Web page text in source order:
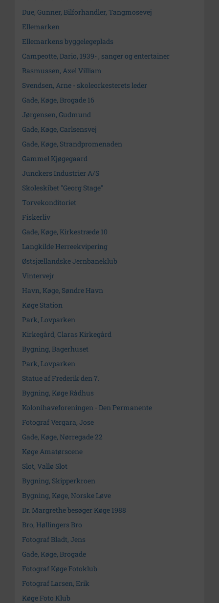
Due, Gunner, Bilforhandler, Tangmosevej
Ellemarken
Ellemarkens byggelegeplads
Campeotte, Dario, 1939- , sanger og entertainer
Rasmussen, Axel Villiam
Svendsen, Arne - skoleorkesterets leder
Gade, Køge, Brogade 16
Jørgensen, Gudmund
Gade, Køge, Carlsensvej
Gade, Køge, Strandpromenaden
Gammel Kjøgegaard
Junckers Industrier A/S
Skoleskibet "Georg Stage"
Torvekonditoriet
Fiskerliv
Gade, Køge, Kirkestræde 10
Langkilde Herreekvipering
Østsjællandske Jernbaneklub
Vintervejr
Havn, Køge, Søndre Havn
Køge Station
Park, Lovparken
Kirkegård, Claras Kirkegård
Bygning, Bagerhuset
Park, Lovparken
Statue af Frederik den 7.
Bygning, Køge Rådhus
Kolonihaveforeningen - Den Permanente
Fotograf Vergara, Jose
Gade, Køge, Nørregade 22
Køge Amatørscene
Slot, Vallø Slot
Bygning, Skipperkroen
Bygning, Køge, Norske Løve
Dr. Margrethe besøger Køge 1988
Bro, Høllingers Bro
Fotograf Bladt, Jens
Gade, Køge, Brogade
Fotograf Køge Fotoklub
Fotograf Larsen, Erik
Køge Foto Klub